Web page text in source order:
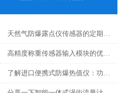
天然气防爆露点仪传感器的定期校准与维护规范
高精度称重传感器输入模块的优势是什么？
了解进口便携式防爆热值仪：功能、原理和应用领域